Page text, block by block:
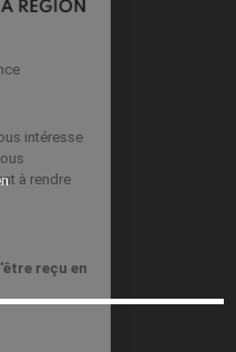
offrir une expérience
de ce site vous intéresse
certains cookies nous
nous aident à rendre
mieux d'être reçu en